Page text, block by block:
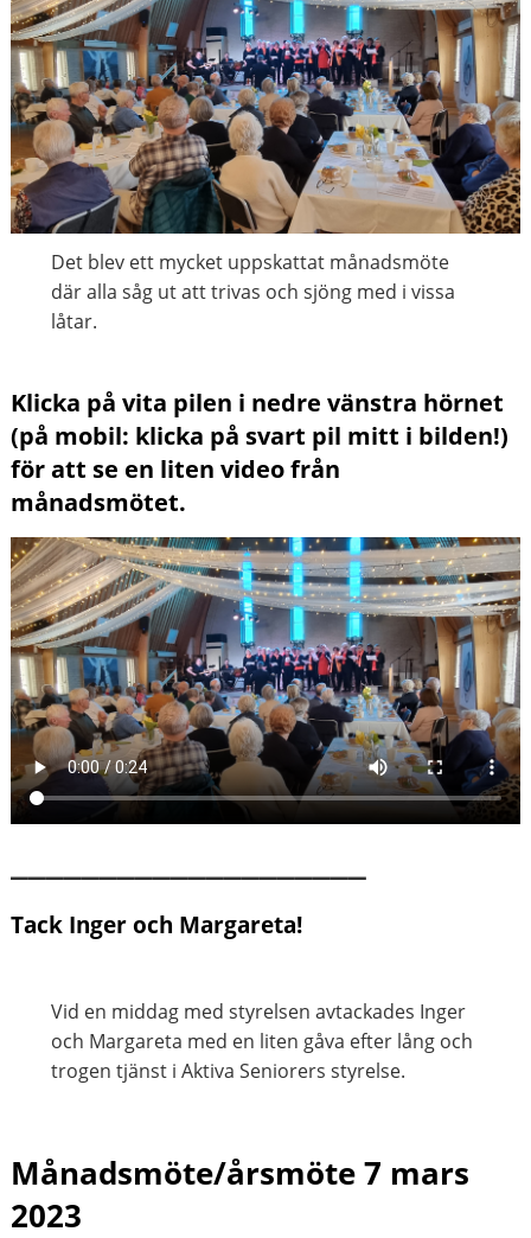
Det blev ett mycket uppskattat månadsmöte
där alla såg ut att trivas och sjöng med i vissa
låtar.
Klicka på vita pilen i nedre vänstra hörnet
(på mobil: klicka på svart pil mitt i bilden!)
för att se en liten video från
månadsmötet.
Tack Inger och Margareta!
Vid en middag med styrelsen avtackades Inger
och Margareta med en liten gåva efter lång och
trogen tjänst i Aktiva Seniorers styrelse.
Månadsmöte/årsmöte 7 mars
2023